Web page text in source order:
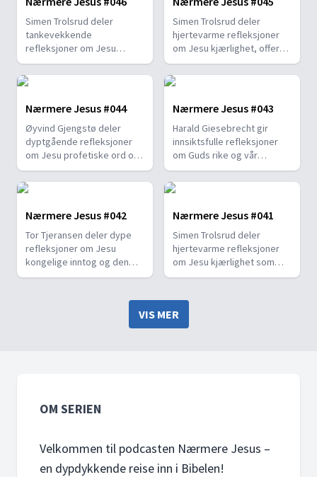
leve i sannhet og tro, selv i
vanskelige tider.
historien gir håp og viser
oss Guds nåde, tilgivelse
og helbredelse.
Simen Trolsrud deler
tankevekkende
refleksjoner om Jesu
lidelse, bønn og
fullkommen underkastelse i
Guds vilje. Utforsk med oss
episoden gir oss innsikt i
Jesu menneskelighet og
guddommelighet.
Simen Trolsrud deler
hjertevarme refleksjoner
om Jesu kjærlighet, offer
og nåde i dette avgjørende
øyeblikket. Utforsk med
oss betydningen av
minner oss om Guds
uendelige kjærlighet og
forsoning.
Nærmere Jesus #044
Øyvind Gjengstø deler
dyptgående refleksjoner
om Jesu profetiske ord og
utfordrer oss til å være
våkne og forberedt på Hans
gjenkomst. Utforsk med
trofast i lyset av den
kommende herligheten.
Nærmere Jesus #043
Harald Giesebrecht gir
innsiktsfulle refleksjoner
om Guds rike og vår
respons på Guds kall.
Utforsk med oss hvordan vi
kan forstå betydningen av å
anerkjenne Jesus som
Herre.
Nærmere Jesus #042
Tor Tjeransen deler dype
refleksjoner om Jesu
kongelige inntog og den
åndelige betydningen av
Utforsk med oss hvordan vi
tilstedeværelse i våre egne
Nærmere Jesus #041
Simen Trolsrud deler
hjertevarme refleksjoner
om Jesu kjærlighet som
søker og frelser selv de
med oss hvordan vi kan la
Guds kjærlighet forvandle
våre liv og fellesskap med
VIS MER
OM SERIEN
Velkommen til podcasten Nærmere Jesus –
en dypdykkende reise inn i Bibelen!